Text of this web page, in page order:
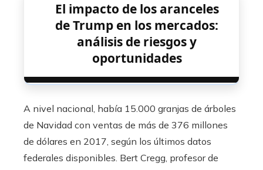
El impacto de los aranceles
de Trump en los mercados:
análisis de riesgos y
oportunidades
A nivel nacional, había 15.000 granjas de árboles
de Navidad con ventas de más de 376 millones
de dólares en 2017, según los últimos datos
federales disponibles. Bert Cregg, profesor de